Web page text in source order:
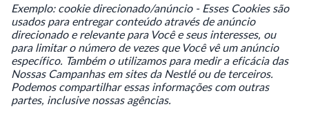
Exemplo: cookie direcionado/anúncio - Esses Cookies são
usados para entregar conteúdo através de anúncio
direcionado e relevante para Você e seus interesses, ou
para limitar o número de vezes que Você vê um anúncio
específico. Também o utilizamos para medir a eficácia das
Nossas Campanhas em sites da Nestlé ou de terceiros.
Podemos compartilhar essas informações com outras
partes, inclusive nossas agências.